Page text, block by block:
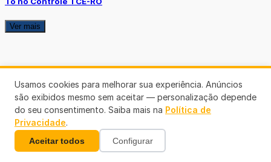
Ver mais
Usamos cookies para melhorar sua experiência. Anúncios
são exibidos mesmo sem aceitar — personalização depende
do seu consentimento. Saiba mais na Política de
Privacidade.
Aceitar todos Configurar